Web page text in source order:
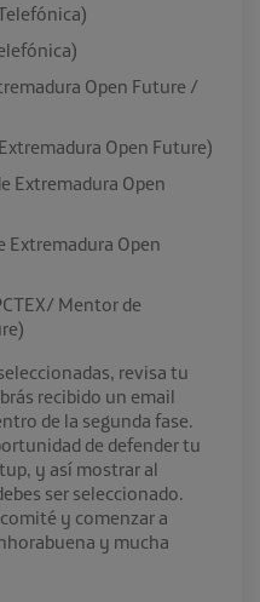
Open Future /
Open Future)
Extremadura Open
Extremadura Open
Mentor de
revisa tu
recibido un email
de la segunda fase.
de defender tu
y así mostrar al
ser seleccionado.
y comenzar a
y mucha